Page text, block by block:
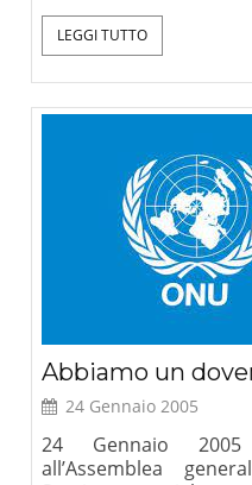
LEGGI TUTTO
Abbiamo un
24 Gennaio 2005
24 Gennaio 2005
all’Assemblea